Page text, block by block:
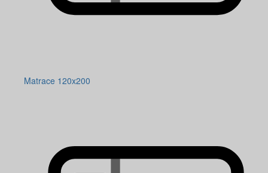
Matrace 120x200